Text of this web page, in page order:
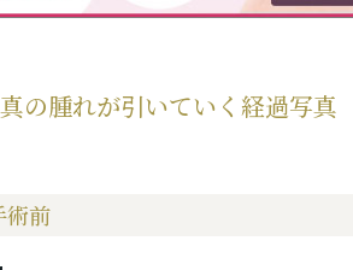
の腫れが引いていく経過写真
術前